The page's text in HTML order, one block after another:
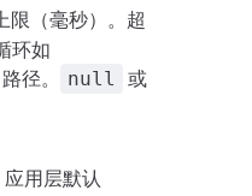
限（毫秒）。超
环如
径。
null 或
用层默认